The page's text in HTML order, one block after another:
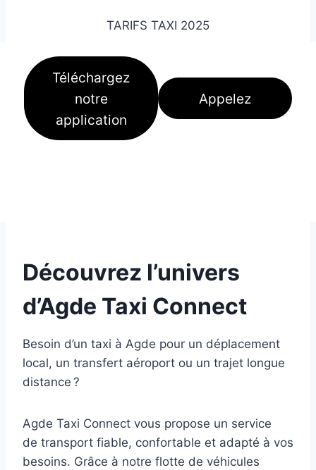
TARIFS TAXI 2025
Téléchargez
notre
application
Appelez
Découvrez l’univers
d’Agde Taxi Connect
Besoin d’un taxi à Agde pour un déplacement
local, un transfert aéroport ou un trajet longue
distance ?
Agde Taxi Connect vous propose un service
de transport fiable, confortable et adapté à vos
besoins. Grâce à notre flotte de véhicules